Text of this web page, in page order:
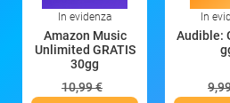
In evidenza
Amazon Music
Unlimited GRATIS
30gg
10,99 €
In
Audible: